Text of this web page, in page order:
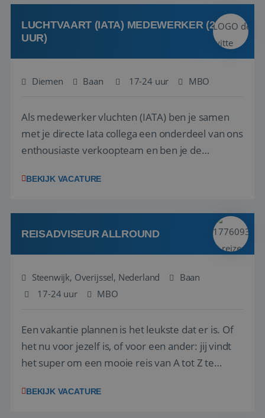
deze onderdelen zijn nu samen gevoegd...
LUCHTVAART (IATA) MEDEWERKER (24-32
UUR)
Diemen Baan 17-24 uur MBO
Als medewerker vluchten (IATA) ben je samen
met je directe Iata collega een onderdeel van ons
enthousiaste verkoopteam en ben je de
en tarieven waar je collega’s niet uitkomen.
kwaliteitsbewaking van alles wat met IATA te m...
BEKIJK VACATURE
REISADVISEUR ALLROUND
Steenwijk, Overijssel, Nederland
Baan
17-24 uur
MBO
Een vakantie plannen is het leukste dat er is. Of
het nu voor jezelf is, of voor een ander: jij vindt
het super om een mooie reis van A tot Z te
vakantiegangers de meest prachtige plekjes op
BEKIJK VACATURE